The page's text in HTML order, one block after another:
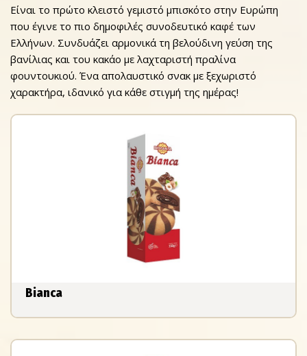
Είναι το πρώτο κλειστό γεμιστό μπισκότο στην Ευρώπη
που έγινε το πιο δημοφιλές συνοδευτικό καφέ των
Ελλήνων. Συνδυάζει αρμονικά τη βελούδινη γεύση της
βανίλιας και του κακάο με λαχταριστή πραλίνα
φουντουκιού. Ένα απολαυστικό σνακ με ξεχωριστό
χαρακτήρα, ιδανικό για κάθε στιγμή της ημέρας!
Bianca